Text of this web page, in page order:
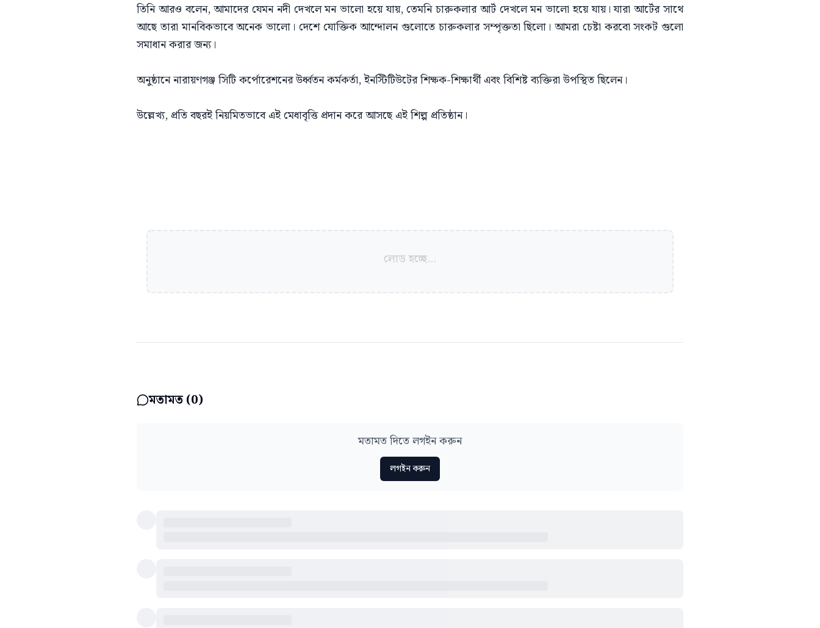
তিনি আরও বলেন, আমাদের যেমন নদী দেখলে মন ভালো হয়ে যায়, তেমনি চারুকলার আর্ট দেখলে মন ভালো হয়ে যায়। যারা আর্টের সাথে
আছে তারা মানবিকভাবে অনেক ভালো। দেশে যোক্তিক আন্দোলন গুলোতে চারুকলার সম্পৃক্ততা ছিলো। আমরা চেষ্টা করবো সংকট গুলো
সমাধান করার জন্য।
অনুষ্ঠানে নারায়ণগঞ্জ সিটি কর্পোরেশনের উর্ধ্বতন কর্মকর্তা, ইনস্টিটিউটের শিক্ষক-শিক্ষার্থী এবং বিশিষ্ট ব্যক্তিরা উপস্থিত ছিলেন।
উল্লেখ্য, প্রতি বছরই নিয়মিতভাবে এই মেধাবৃত্তি প্রদান করে আসছে এই শিল্প প্রতিষ্ঠান।
লোড হচ্ছে...
মতামত (0)
মতামত দিতে লগইন করুন
লগইন করুন